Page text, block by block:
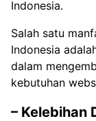
Indonesia.
Salah satu
Indonesia
dalam
kebutuhan
– Kelebihan